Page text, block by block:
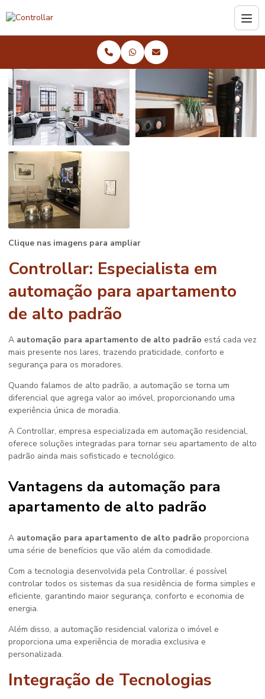
Clique nas imagens para ampliar
Controllar: Especialista em
automação para apartamento
de alto padrão
A automação para apartamento de alto padrão está cada vez
mais presente nos lares, trazendo praticidade, conforto e
segurança para os moradores.
Quando falamos de alto padrão, a automação se torna um
diferencial que agrega valor ao imóvel, proporcionando uma
experiência única de moradia.
A Controllar, empresa especializada em automação residencial,
oferece soluções integradas para tornar seu apartamento de alto
padrão ainda mais sofisticado e tecnológico.
Vantagens da automação para
apartamento de alto padrão
A automação para apartamento de alto padrão proporciona
uma série de benefícios que vão além da comodidade.
Com a tecnologia desenvolvida pela Controllar, é possível
controlar todos os sistemas da sua residência de forma simples e
eficiente, garantindo maior segurança, conforto e economia de
energia.
Além disso, a automação residencial valoriza o imóvel e
proporciona uma experiência de moradia exclusiva e
personalizada.
Integração de Tecnologias